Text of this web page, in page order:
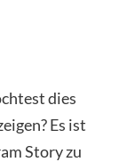
dies
Es ist
Story zu